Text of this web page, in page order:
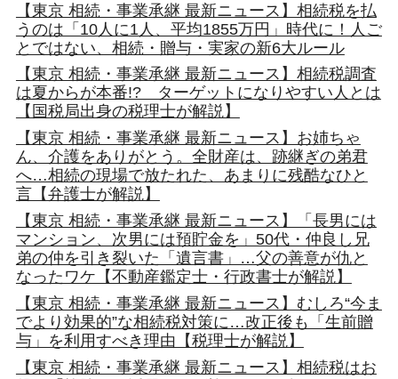
【東京 相続・事業承継 最新ニュース】相続税を払
うのは「10人に1人、平均1855万円」時代に！人ご
とではない、相続・贈与・実家の新6大ルール
【東京 相続・事業承継 最新ニュース】相続税調査
は夏からが本番!? ターゲットになりやすい人とは
【国税局出身の税理士が解説】
【東京 相続・事業承継 最新ニュース】お姉ちゃ
ん、介護をありがとう。全財産は、跡継ぎの弟君
へ…相続の現場で放たれた、あまりに残酷なひと
言【弁護士が解説】
【東京 相続・事業承継 最新ニュース】「長男には
マンション、次男には預貯金を」50代・仲良し兄
弟の仲を引き裂いた「遺言書」…父の善意が仇と
なったワケ【不動産鑑定士・行政書士が解説】
【東京 相続・事業承継 最新ニュース】むしろ“今ま
でより効果的”な相続税対策に…改正後も「生前贈
与」を利用すべき理由【税理士が解説】
【東京 相続・事業承継 最新ニュース】相続税はお